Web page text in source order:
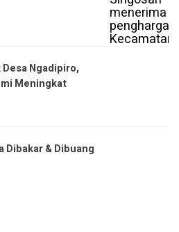
Ngadipiro,
Meningkat
Dibakar & Dibuang